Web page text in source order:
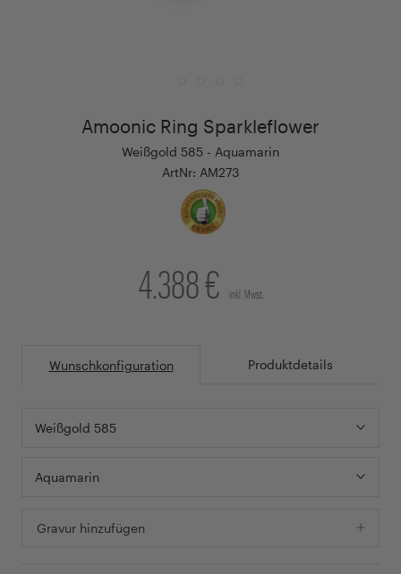
Amoonic Ring Sparkleflower
Weißgold 585 - Aquamarin
ArtNr: AM273
4.388 € inkl. Mwst.
Wunschkonfiguration Produktdetails
Weißgold 585
Aquamarin
Gravur hinzufügen